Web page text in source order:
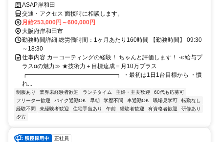
ASAP岸和田
交通・アクセス 面接時に相談します。
月給253,000円～600,000円
大阪府岸和田市
勤務時間詳細 総労働時間：1ヶ月あたり160時間 【勤務時間】 09:30
～18:30
仕事内容 カーコーティングの経験！ ちゃんと評価します！ ≪給与プ
ラスαの魅力≫ ★技術力＋目標達成＝月10万プラス
┏━━━━━━━━━━━━━━━┓ ・最初は1日1台目標から ・慣
れ...
制服あり 業界未経験者歓迎 ランチタイム 主婦・主夫歓迎
60代も応募可
フリーター歓迎
バイク通勤OK 早朝 学歴不問 車通勤OK 職場見学可
転勤なし
経験不問
未経験者歓迎 住宅手当あり 午前 経験者歓迎 有資格者歓迎
研修あり
夕方
正社員